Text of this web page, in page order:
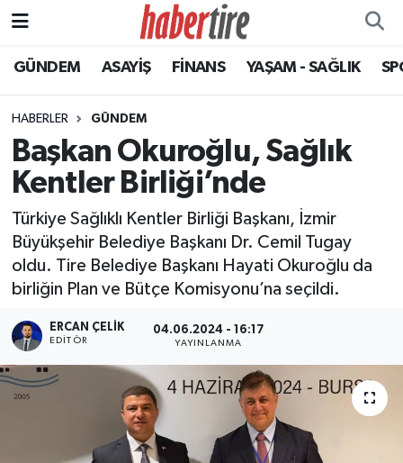
GÜNDEM ASAYİŞ FİNANS YAŞAM - SAĞLIK
HABERLER GÜNDEM
Başkan Okuroğlu, Sağlık
Kentler Birliği’nde
Türkiye Sağlıklı Kentler Birliği Başkanı, İzmir
Büyükşehir Belediye Başkanı Dr. Cemil Tugay
oldu. Tire Belediye Başkanı Hayati Okuroğlu da
birliğin Plan ve Bütçe Komisyonu’na seçildi.
ERCAN ÇELIK
EDITÖR
04.06.2024 - 16:17
YAYINLANMA
Tire Nöbetçi Eczaneler
Tire Hava Durumu
Tire Trafik Yoğunluk Haritası
Tüm Manşetler
Son Dakika Haberleri
Haber Arşivi